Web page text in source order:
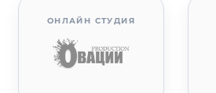
ОНЛАЙН СТУДИЯ